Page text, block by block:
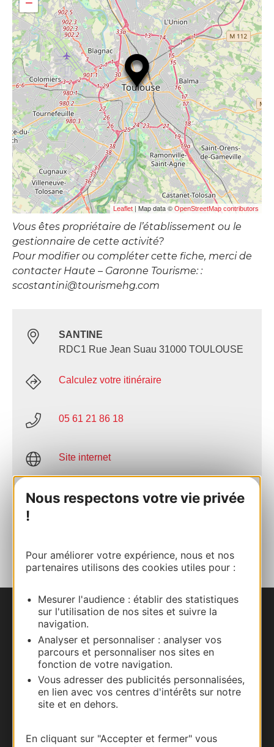
Nous respectons votre vie privée
!
Pour améliorer votre expérience, nous et nos
partenaires utilisons des cookies utiles pour :
Mesurer l'audience : établir des statistiques
sur l'utilisation de nos sites et suivre la
navigation.
Analyser et personnaliser : analyser vos
parcours et personnaliser nos sites en
fonction de votre navigation.
Vous adresser des publicités personnalisées,
en lien avec vos centres d'intérêts sur notre
site et en dehors.
En cliquant sur "Accepter et fermer" vous
Leaflet | Map data © OpenStreetMap contributors
Vous êtes propriétaire de l’établissement ou le
gestionnaire de cette activité?
Pour modifier ou compléter cette fiche, merci de
contacter Haute – Garonne Tourisme: :
scostantini@tourismehg.com
SANTINE
RDC1 Rue Jean Suau 31000 TOULOUSE
Calculez votre itinéraire
05 61 21 86 18
Site internet
Facebook
Nous contacter
Carte interactive
Documentation